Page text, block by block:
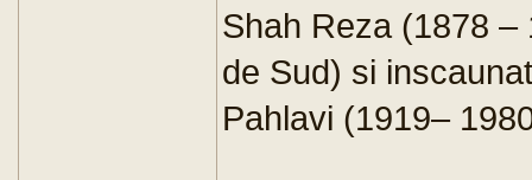
Shah Reza (1878 –
de Sud) si
Pahlavi (1919–